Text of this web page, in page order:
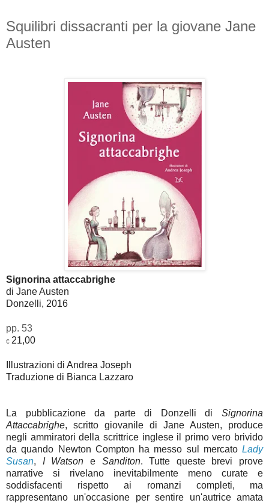
Squilibri dissacranti per la giovane Jane
Austen
Signorina attaccabrighe
di Jane Austen
Donzelli, 2016
pp. 53
€ 21,00
llustrazioni di Andrea Joseph
Traduzione di Bianca Lazzaro
La pubblicazione da parte di Donzelli di Signorina
Attaccabrighe, scritto giovanile di Jane Austen, produce
negli ammiratori della scrittrice inglese il primo vero brivido
da quando Newton Compton ha messo sul mercato Lady
Susan, I Watson e Sanditon. Tutte queste brevi prove
narrative si rivelano inevitabilmente meno curate e
soddisfacenti rispetto ai romanzi completi, ma
rappresentano un'occasione per sentire un'autrice amata